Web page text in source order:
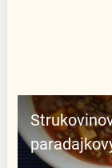
Strukovinová polievka so zeleninou a